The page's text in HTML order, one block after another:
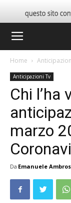
Home
Anticipazioni Tv
Chi l’ha
marzo
Da Emanuele